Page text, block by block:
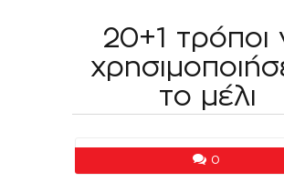
20+1 τρόποι
το μέλι
0